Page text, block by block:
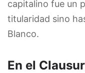
capitalino fue un
titularidad sino
Blanco.
En el